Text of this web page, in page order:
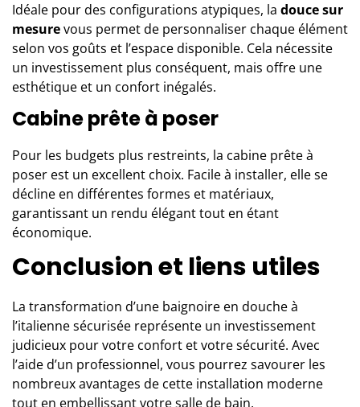
Idéale pour des configurations atypiques, la douce sur
mesurevous permet de personnaliser chaque élément
selon vos goûts et l’espace disponible. Cela nécessite
un investissement plus conséquent, mais offre une
esthétique et un confort inégalés.
Cabine prête à poser
Pour les budgets plus restreints, la cabine prête à
poser est un excellent choix. Facile à installer, elle se
décline en différentes formes et matériaux,
garantissant un rendu élégant tout en étant
économique.
Conclusion et liens utiles
La transformation d’une baignoire en douche à
l’italienne sécurisée représente un investissement
judicieux pour votre confort et votre sécurité. Avec
l’aide d’un professionnel, vous pourrez savourer les
nombreux avantages de cette installation moderne
tout en embellissant votre salle de bain.